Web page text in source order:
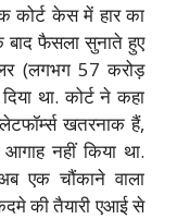
कोर्ट केस में हार का
बाद फैसला सुनाते हुए
(लगभग 57 करोड़
था. कोर्ट ने कहा
खतरनाक हैं,
नहीं किया था.
एक चौंकाने वाला
की तैयारी एआई से